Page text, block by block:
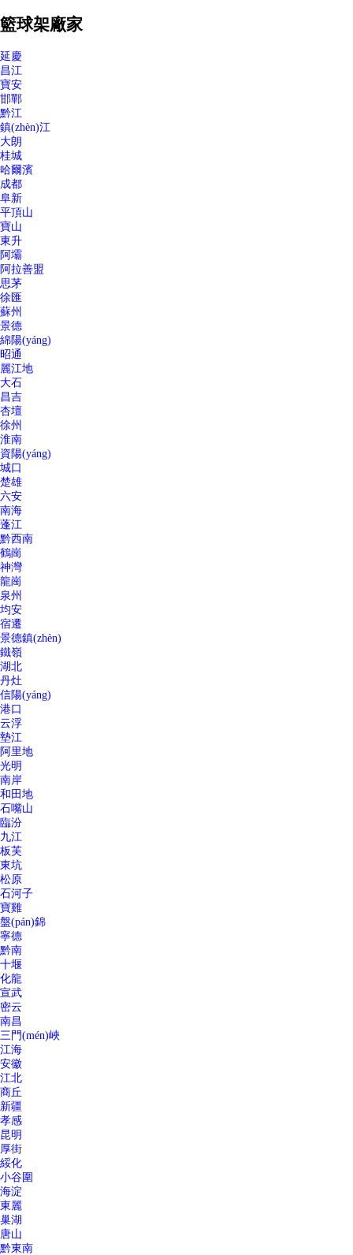
籃球架廠家
延慶
昌江
寶安
邯鄲
黔江
鎮(zhèn)江
大朗
桂城
哈爾濱
成都
阜新
平頂山
寶山
東升
阿壩
阿拉善盟
思茅
徐匯
蘇州
景德
綿陽(yáng)
昭通
麗江地
大石
昌吉
杏壇
徐州
淮南
資陽(yáng)
城口
楚雄
六安
南海
蓬江
黔西南
鶴崗
神灣
龍崗
泉州
均安
宿遷
景德鎮(zhèn)
鐵嶺
湖北
丹灶
信陽(yáng)
港口
云浮
墊江
阿里地
光明
南岸
和田地
石嘴山
臨汾
九江
板芙
東坑
松原
石河子
寶雞
盤(pán)錦
寧德
黔南
十堰
化龍
宣武
密云
南昌
三門(mén)峽
江海
安徽
江北
商丘
新疆
孝感
昆明
厚街
綏化
小谷圍
海淀
東麗
巢湖
唐山
黔東南